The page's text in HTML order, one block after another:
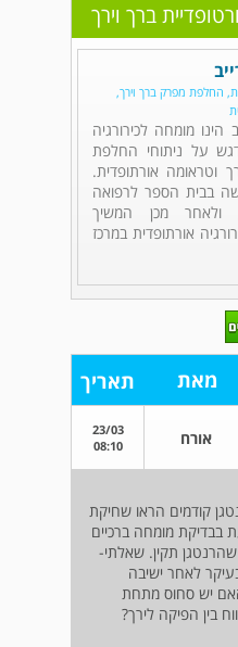
ברך וירך
החלפת מפרק ברך וירך,
הינו מומחה לכירורגיה
על ניתוחי החלפת
וטראומה אורתופדית.
בבית הספר לרפואה
ולאחר מכן המשיך
אורתופדית במרכז
מאת תאריך
אורח
23/03
08:10
קודמים הראו שחיקת
בבדיקת מומחה ברכיים
שהרנטגן תקין. שאלתי-
לאחר ישיבה
יש סחוס מתחת
בין הפיקה לירך?